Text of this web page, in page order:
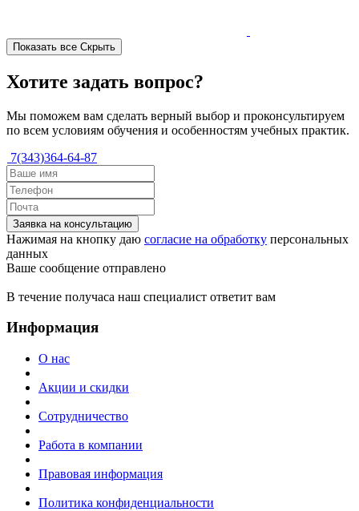
Показать все Скрыть
Хотите задать вопрос?
Мы поможем вам сделать верный выбор и проконсультируем
по всем условиям обучения и особенностям учебных практик.
7(343)364-64-87
Заявка на консультацию
Нажимая на кнопку даю согласие на обработку персональных
данных
Ваше сообщение отправлено
В течение получаса наш специалист ответит вам
Информация
О нас
Акции и скидки
Сотрудничество
Работа в компании
Правовая информация
Политика конфиденциальности